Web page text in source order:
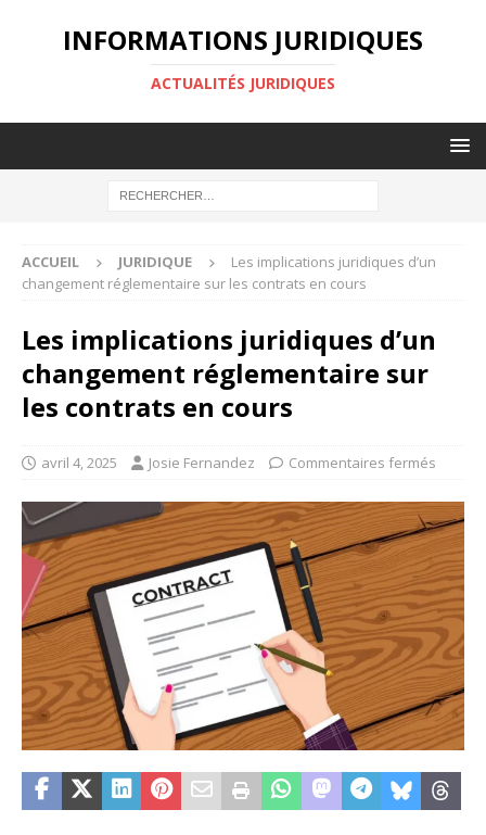
INFORMATIONS JURIDIQUES
ACTUALITÉS JURIDIQUES
ACCUEIL JURIDIQUE
Les implications juridiques d’un
changement réglementaire sur les contrats en cours
Les implications juridiques d’un
changement réglementaire sur
les contrats en cours
avril 4, 2025 Josie Fernandez Commentaires fermés